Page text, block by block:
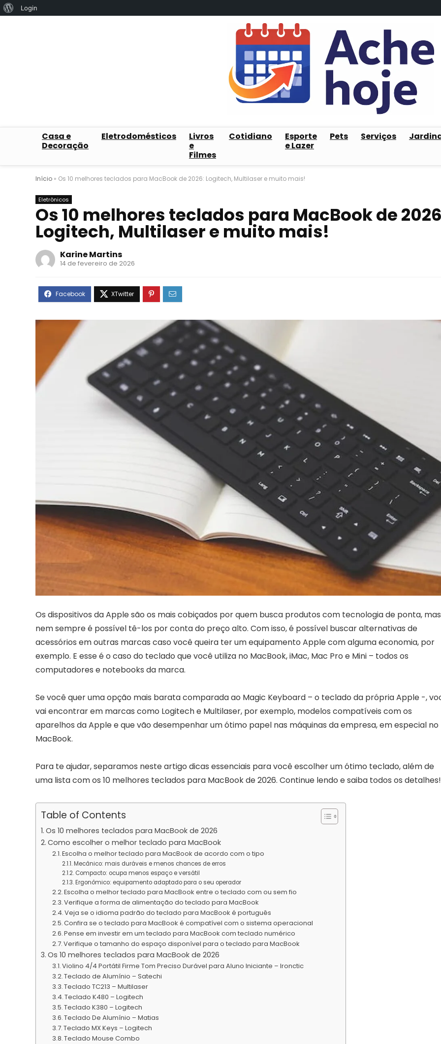
Sobre
Login
Casa e
Decoração
Eletrodomésticos
Livros
e
Filmes
Cotidiano
Esporte
e Lazer
Pets Serviços
Início » Os 10 melhores teclados para MacBook de 2026: Logitech, Multilaser e muito mais!
Eletrônicos
Os 10 melhores teclados para MacBook de
Logitech, Multilaser e muito mais!
Karine Martins
14 de fevereiro de 2026
Os dispositivos da Apple são os mais cobiçados por quem busca produtos com tecnologia de ponta, mas
nem sempre é possível tê-los por conta do preço alto. Com isso, é possível buscar alternativas de
acessórios em outras marcas caso você queira ter um equipamento Apple com alguma economia, por
exemplo. E esse é o caso do teclado que você utiliza no MacBook, iMac, Mac Pro e Mini – todos os
computadores e notebooks da marca.
Se você quer uma opção mais barata comparada ao Magic Keyboard – o teclado da própria Apple -,
vai encontrar em marcas como Logitech e Multilaser, por exemplo, modelos compatíveis com os
aparelhos da Apple e que vão desempenhar um ótimo papel nas máquinas da empresa, em especial no
MacBook.
Para te ajudar, separamos neste artigo dicas essenciais para você escolher um ótimo teclado, além de
uma lista com os 10 melhores teclados para MacBook de 2026. Continue lendo e saiba todos os detalhes!
Table of Contents
Os 10 melhores teclados para MacBook de 2026
Como escolher o melhor teclado para MacBook
Escolha o melhor teclado para MacBook de acordo com o tipo
Mecânico: mais duráveis e menos chances de erros
Compacto: ocupa menos espaço e versátil
Ergonômico: equipamento adaptado para o seu operador
Escolha o melhor teclado para MacBook entre o teclado com ou sem fio
Verifique a forma de alimentação do teclado para MacBook
Veja se o idioma padrão do teclado para MacBook é português
Confira se o teclado para MacBook é compatível com o sistema operacional
Pense em investir em um teclado para MacBook com teclado numérico
Verifique o tamanho do espaço disponível para o teclado para MacBook
Os 10 melhores teclados para MacBook de 2026
Violino 4/4 Portátil Firme Tom Preciso Durável para Aluno Iniciante – Ironctic
Teclado de Alumínio – Satechi
Teclado TC213 – Multilaser
Teclado K480 – Logitech
Teclado K380 – Logitech
Teclado De Alumínio – Matias
Teclado MX Keys – Logitech
Teclado Mouse Combo